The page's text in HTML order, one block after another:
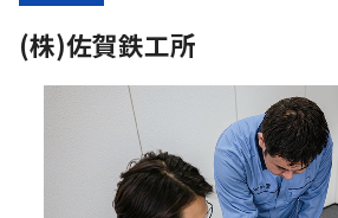
TSR-PLUS
優良企業サイト
会社案内
(株)佐賀鉄工所